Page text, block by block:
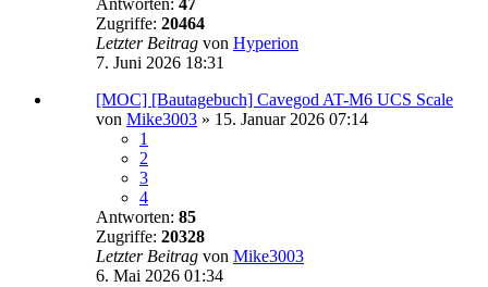
Antworten: 47
Zugriffe: 20464
Letzter Beitrag von Hyperion
7. Juni 2026 18:31
[MOC] [Bautagebuch] Cavegod AT-M6 UCS Scale
von Mike3003 » 15. Januar 2026 07:14
1
2
3
4
Antworten: 85
Zugriffe: 20328
Letzter Beitrag von Mike3003
6. Mai 2026 01:34